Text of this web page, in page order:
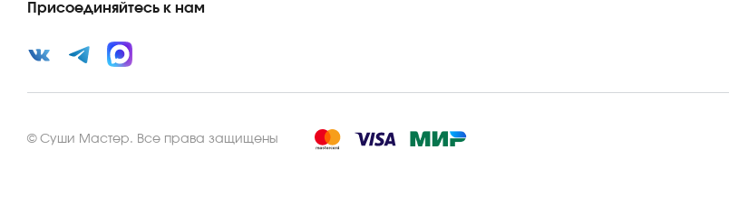
Присоединяйтесь к нам
© Суши Мастер. Все права защищены